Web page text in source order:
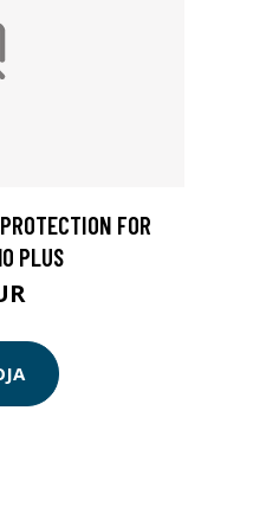
FOR
PLUS